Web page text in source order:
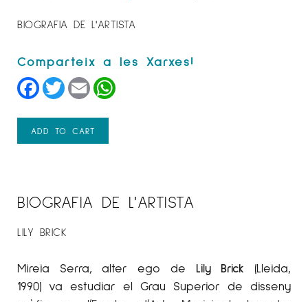
BIOGRAFIA DE L'ARTISTA
Facebook
TwitterEmail
ADD TO CART
BIOGRAFIA DE L'ARTISTA
LILY BRICK
Mireia Serra, alter ego de Lily Brick (Lleida,
1990) va estudiar el Grau Superior de disseny